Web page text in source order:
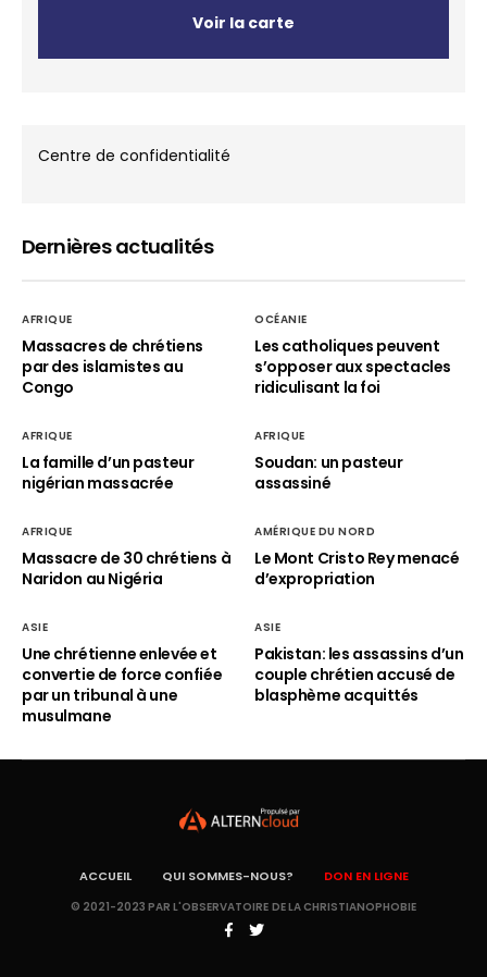
Voir la carte
Centre de confidentialité
Dernières actualités
AFRIQUE
Massacres de chrétiens
par des islamistes au
Congo
OCÉANIE
Les catholiques peuvent
s’opposer aux spectacles
ridiculisant la foi
AFRIQUE
La famille d’un pasteur
nigérian massacrée
AFRIQUE
Soudan: un pasteur
assassiné
AFRIQUE
Massacre de 30 chrétiens à
Naridon au Nigéria
AMÉRIQUE DU NORD
Le Mont Cristo Rey menacé
d’expropriation
ASIE
Une chrétienne enlevée et
convertie de force confiée
par un tribunal à une
musulmane
ASIE
Pakistan: les assassins d’un
couple chrétien accusé de
blasphème acquittés
ACCUEIL QUI SOMMES-NOUS? DON EN LIGNE
© 2021-2023 PAR L'OBSERVATOIRE DE LA CHRISTIANOPHOBIE